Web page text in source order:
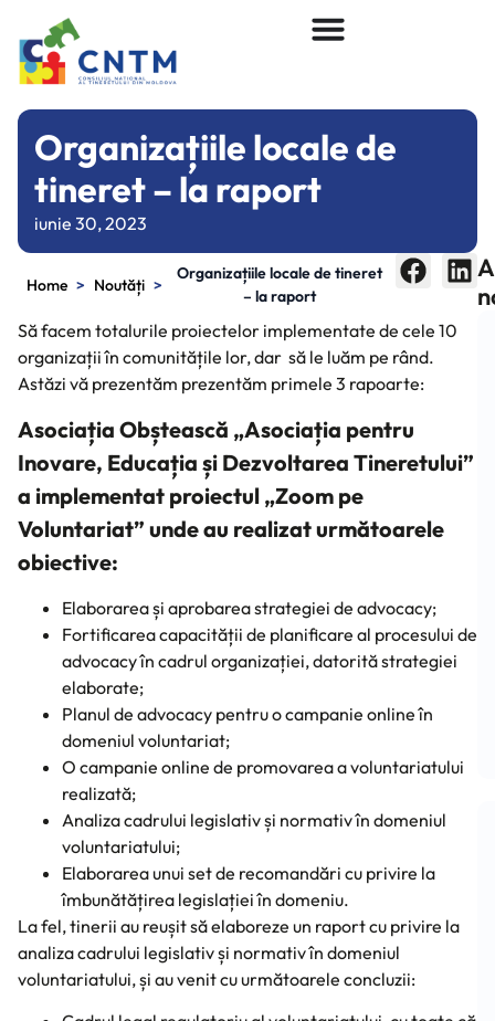
Organizațiile locale de
tineret – la raport
iunie 30, 2023
Home > Noutăți >
Organizațiile locale de tineret
– la raport
Să facem totalurile proiectelor implementate de cele 10
organizații în comunitățile lor, dar să le luăm pe rând.
Astăzi vă prezentăm prezentăm primele 3 rapoarte:
Asociația Obștească „Asociația pentru
Inovare, Educația și Dezvoltarea Tineretului”
a implementat proiectul „Zoom pe
Voluntariat” unde au realizat următoarele
obiective:
Elaborarea și aprobarea strategiei de advocacy;
Fortificarea capacității de planificare al procesului de
advocacy în cadrul organizației, datorită strategiei
elaborate;
Planul de advocacy pentru o campanie online în
domeniul voluntariat;
O campanie online de promovarea a voluntariatului
realizată;
Analiza cadrului legislativ și normativ în domeniul
voluntariatului;
Elaborarea unui set de recomandări cu privire la
îmbunătățirea legislației în domeniu.
La fel, tinerii au reușit să elaboreze un raport cu privire la
analiza cadrului legislativ și normativ în domeniul
voluntariatului, și au venit cu următoarele concluzii: